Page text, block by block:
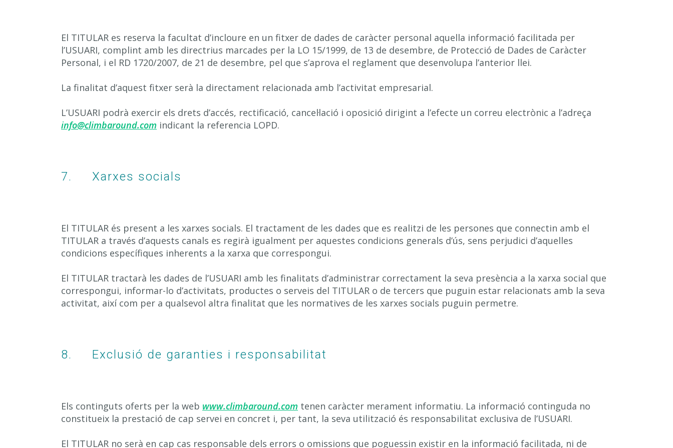
El TITULAR es reserva la facultat d’incloure en un fitxer de dades de caràcter personal aquella informació facilitada per
l’USUARI, complint amb les directrius marcades per la LO 15/1999, de 13 de desembre, de Protecció de Dades de Caràcter
Personal, i el RD 1720/2007, de 21 de desembre, pel que s’aprova el reglament que desenvolupa l’anterior llei.
La finalitat d’aquest fitxer serà la directament relacionada amb l’activitat empresarial.
L’USUARI podrà exercir els drets d’accés, rectificació, cancel·lació i oposició dirigint a l’efecte un correu electrònic a l’adreça
info@climbaround.com indicant la referencia LOPD.
7. Xarxes socials
El TITULAR és present a les xarxes socials. El tractament de les dades que es realitzi de les persones que connectin amb el
TITULAR a través d’aquests canals es regirà igualment per aquestes condicions generals d’ús, sens perjudici d’aquelles
condicions específiques inherents a la xarxa que correspongui.
El TITULAR tractarà les dades de l’USUARI amb les finalitats d’administrar correctament la seva presència a la xarxa social que
correspongui, informar-lo d’activitats, productes o serveis del TITULAR o de tercers que puguin estar relacionats amb la seva
activitat, així com per a qualsevol altra finalitat que les normatives de les xarxes socials puguin permetre.
8. Exclusió de garanties i responsabilitat
Els continguts oferts per la web www.climbaround.com tenen caràcter merament informatiu. La informació continguda no
constitueix la prestació de cap servei en concret i, per tant, la seva utilització és responsabilitat exclusiva de l’USUARI.
El TITULAR no serà en cap cas responsable dels errors o omissions que poguessin existir en la informació facilitada, ni de